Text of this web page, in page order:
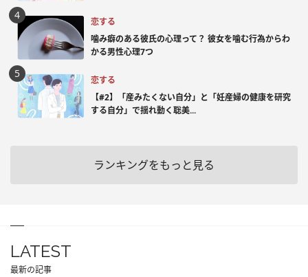
恋する
噛み癖のある彼氏の心理って？ 彼女を噛む行為からわ
かる男性心理7つ
恋する
【#2】「産みたくない自分」と「妊産婦の健康を研究
する自分」で揺れ動く聡美...
ランキングをもっと見る
LATEST
最新の記事